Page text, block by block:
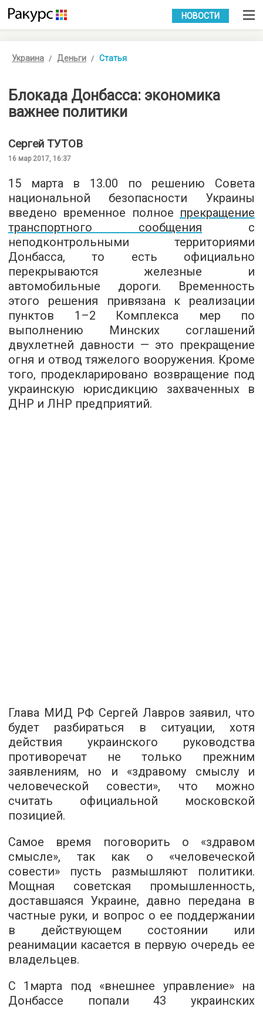
УКР РУС
НОВОСТИ
Украина Деньги Статья
Блокада Донбасса: экономика
важнее политики
Сергей ТУТОВ
16 мар 2017, 16:37
15 марта в 13.00 по решению Совета
национальной безопасности Украины
введено временное полное прекращение
транспортного сообщения с
неподконтрольными территориями
Донбасса, то есть официально
перекрываются железные и
автомобильные дороги. Временность
этого решения привязана к реализации
пунктов 1–2 Комплекса мер по
выполнению Минских соглашений
двухлетней давности — это прекращение
огня и отвод тяжелого вооружения. Кроме
того, продекларировано возвращение под
украинскую юрисдикцию захваченных в
ДНР и ЛНР предприятий.
Глава МИД РФ Сергей Лавров заявил, что
будет разбираться в ситуации, хотя
действия украинского руководства
противоречат не только прежним
заявлениям, но и «здравому смыслу и
человеческой совести», что можно
считать официальной московской
позицией.
Самое время поговорить о «здравом
смысле», так как о «человеческой
совести» пусть размышляют политики.
Мощная советская промышленность,
доставшаяся Украине, давно передана в
частные руки, и вопрос о ее поддержании
в действующем состоянии или
реанимации касается в первую очередь ее
владельцев.
С 1марта под «внешнее управление» на
Донбассе попали 43 украинских